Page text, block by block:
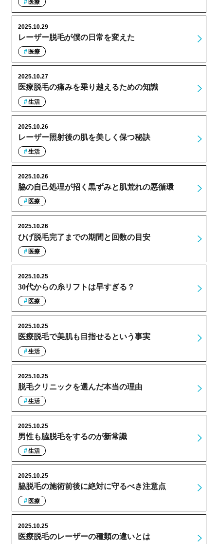
医療
レーザー脱毛が僕の日常を変えた
2025.10.29
医療
医療脱毛の痛みを乗り越えるための知識
2025.10.27
生活
レーザー照射後の肌を美しく保つ秘訣
2025.10.26
生活
脇の自己処理が招く黒ずみと肌荒れの悪循環
2025.10.26
医療
ひげ脱毛完了までの期間と回数の目安
2025.10.26
医療
30代からの糸リフトは早すぎる？
2025.10.25
医療
医療脱毛で美肌も目指せるという事実
2025.10.25
生活
脱毛クリニックを選んだ本当の理由
2025.10.25
生活
男性も脇脱毛をするのが新常識
2025.10.25
生活
脇脱毛の施術前後に絶対に守るべき注意点
2025.10.25
医療
医療脱毛のレーザーの種類の違いとは
2025.10.25